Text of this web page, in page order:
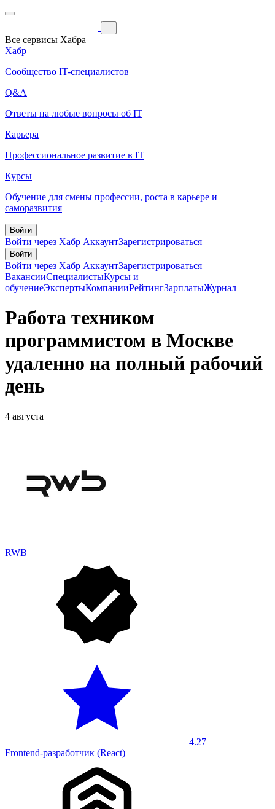
Все сервисы Хабра
Хабр
Сообщество IT-специалистов
Q&A
Ответы на любые вопросы об IT
Карьера
Профессиональное развитие в IT
Курсы
Обучение для смены профессии, роста в карьере и
саморазвития
Войти
Войти через Хабр АккаунтЗарегистрироваться
Войти
Войти через Хабр АккаунтЗарегистрироваться
ВакансииСпециалистыКурсы и
обучениеЭкспертыКомпанииРейтингЗарплатыЖурнал
Работа техником
программистом в Москве
удаленно на полный рабочий
день
4 августа
RWB
4.27
Frontend-разработчик (React)